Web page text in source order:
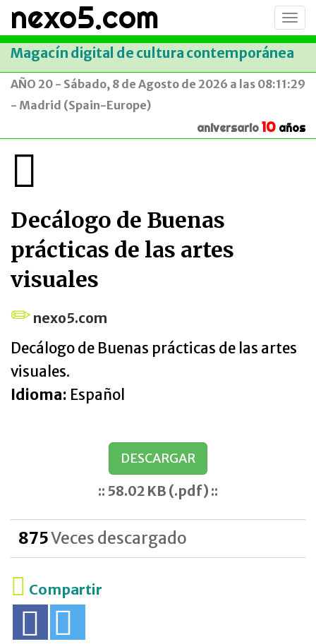
nexo5.com
Magacín digital de cultura contemporánea
AÑO 20 - Sábado, 8 de Agosto de 2026 a las 08:11:29
- Madrid (Spain-Europe)
aniversario 10 años
Decálogo de Buenas
prácticas de las artes
visuales
nexo5.com
Decálogo de Buenas prácticas de las artes
visuales.
Idioma: Español
DESCARGAR
:: 58.02 KB (.pdf) ::
875Veces descargado
Compartir